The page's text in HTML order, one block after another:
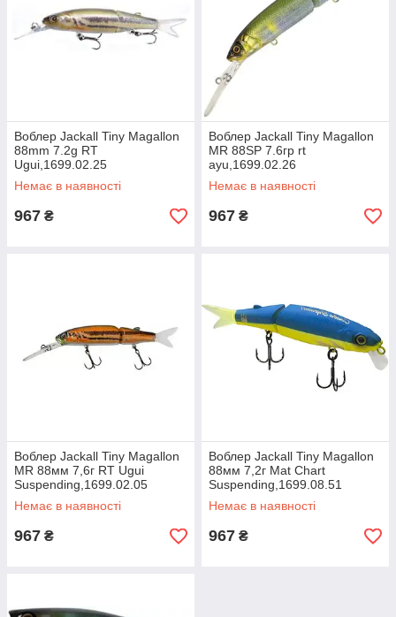
Воблер Jackall Tiny Magallon
88mm 7.2g RT
Ugui,1699.02.25
Немає в наявності
967 ₴
Воблер Jackall Tiny Magallon
MR 88SP 7.6гр rt
ayu,1699.02.26
Немає в наявності
967 ₴
Воблер Jackall Tiny Magallon
MR 88мм 7,6г RT Ugui
Suspending,1699.02.05
Немає в наявності
967 ₴
Воблер Jackall Tiny Magallon
88мм 7,2г Mat Chart
Suspending,1699.08.51
Немає в наявності
967 ₴